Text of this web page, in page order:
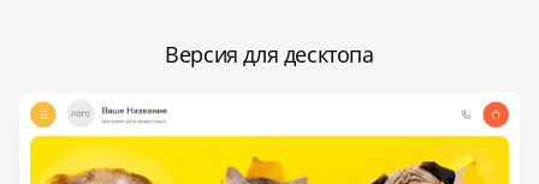
Версия для десктопа